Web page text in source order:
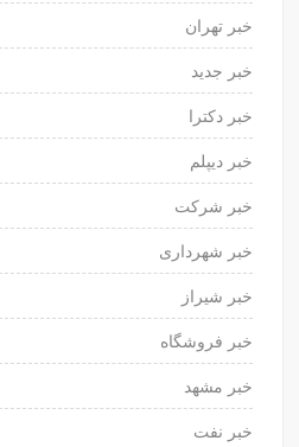
خبر تهران
خبر جدید
خبر دکترا
خبر دیپلم
خبر شرکت
خبر شهرداری
خبر شیراز
خبر فروشگاه
خبر مشهد
خبر نفت